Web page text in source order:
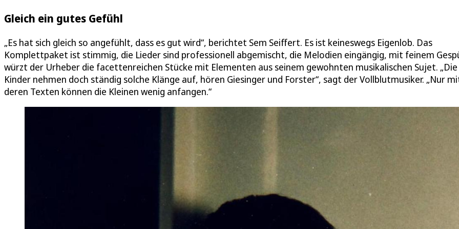
Gleich ein gutes Gefühl
„Es hat sich gleich so angefühlt, dass es gut wird“, berichtet Sem Seiffert. Es ist keineswegs Eigenlob. Das
Komplettpaket ist stimmig, die Lieder sind professionell abgemischt, die Melodien eingängig, mit feinem
würzt der Urheber die facettenreichen Stücke mit Elementen aus seinem gewohnten musikalischen Sujet. „Die
Kinder nehmen doch ständig solche Klänge auf, hören Giesinger und Forster“, sagt der Vollblutmusiker. „Nur
deren Texten können die Kleinen wenig anfangen.“